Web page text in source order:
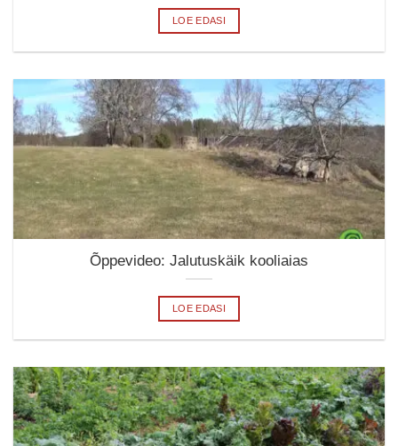
LOE EDASI
Õppevideo: Jalutuskäik kooliaias
LOE EDASI